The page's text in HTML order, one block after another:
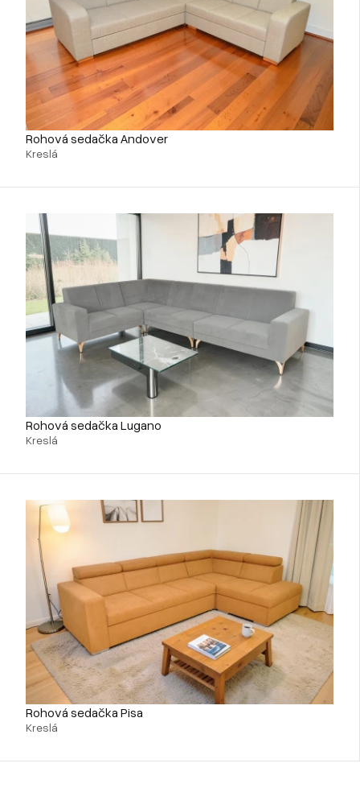
Rohová sedačka Andover
Kreslá
Rohová sedačka Lugano
Kreslá
Rohová sedačka Pisa
Kreslá